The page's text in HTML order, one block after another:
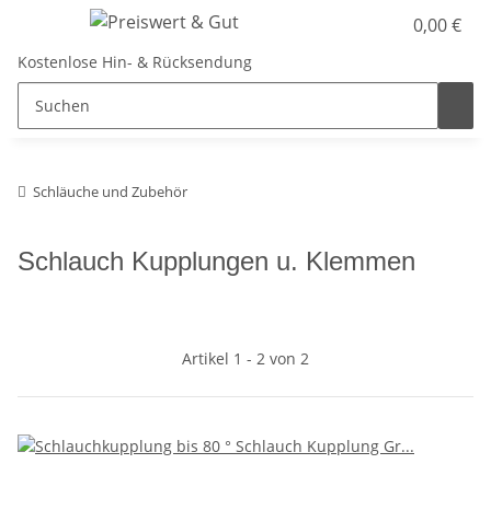
0,00 €
Kostenlose Hin- & Rücksendung
Schläuche und Zubehör
Schlauch Kupplungen u. Klemmen
Artikel 1 - 2 von 2